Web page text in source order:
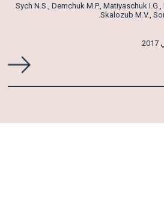
Sych N.S., Demchuk M.P., Matiyaschuk I.G.,
Skalozub M.V.,